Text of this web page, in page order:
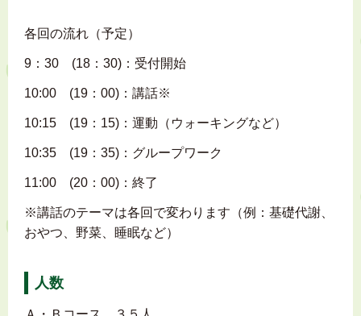
各回の流れ（予定）
9：30 (18：30)：受付開始
10:00 (19：00)：講話※
10:15 (19：15)：運動（ウォーキングなど）
10:35 (19：35)：グループワーク
11:00 (20：00)：終了
※講話のテーマは各回で変わります（例：基礎代謝、
おやつ、野菜、睡眠など）
人数